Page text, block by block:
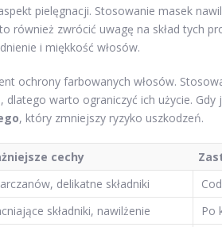
pielęgnacji. Stosowanie masek
również zwrócić uwagę na skład tych
i miękkość włosów.
ochrony farbowanych włosów.
warto ograniczyć ich użycie. Gdy
, który zmniejszy ryzyko uszkodzeń.
cechy
delikatne składniki
składniki, nawilżenie Po